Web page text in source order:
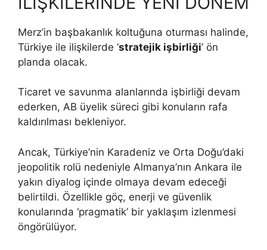
Merz’in başbakanlık koltuğuna oturması halinde,
Türkiye ile ilişkilerde ‘stratejik işbirliği’ ön
planda olacak.
Ticaret ve savunma alanlarında işbirliği devam
ederken, AB üyelik süreci gibi konuların rafa
kaldırılması bekleniyor.
Ancak, Türkiye’nin Karadeniz ve Orta Doğu’daki
jeopolitik rolü nedeniyle Almanya’nın Ankara ile
yakın diyalog içinde olmaya devam edeceği
belirtildi. Özellikle göç, enerji ve güvenlik
konularında ‘pragmatik’ bir yaklaşım izlenmesi
öngörülüyor.